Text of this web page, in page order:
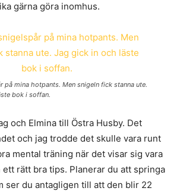
gärna göra inomhus.
på mina hotpants. Men snigeln fick stanna ute.
bok i soffan.
och Elmina till Östra Husby. Det
och jag trodde det skulle vara runt
mental träning när det visar sig vara
ett rätt bra tips. Planerar du att springa
ser du antagligen till att den blir 22